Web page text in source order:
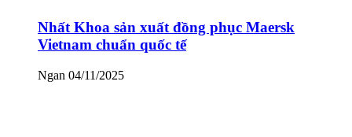
Nhất Khoa sản xuất đồng phục Maersk
Vietnam chuẩn quốc tế
Ngan 04/11/2025